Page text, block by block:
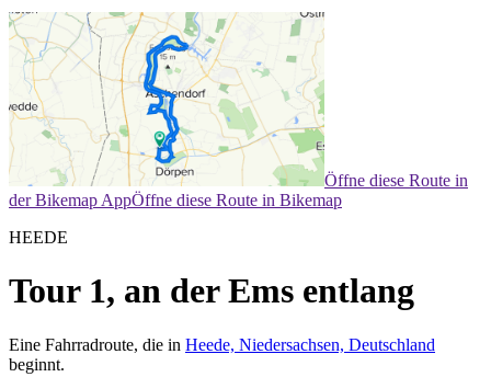
Öffne diese Route in
der Bikemap AppÖffne diese Route in Bikemap
HEEDE
Tour 1, an der Ems entlang
Eine Fahrradroute, die in Heede, Niedersachsen, Deutschland
beginnt.